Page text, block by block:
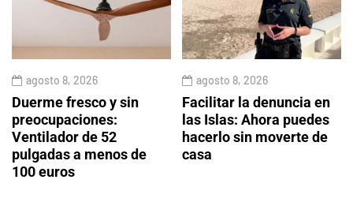
agosto 8, 2026
Duerme fresco y sin
preocupaciones:
Ventilador de 52
pulgadas a menos de
100 euros
agosto 8, 2026
Facilitar la denuncia en
las Islas: Ahora puedes
hacerlo sin moverte de
casa